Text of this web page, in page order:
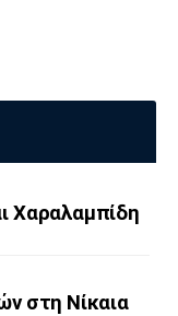
Χαραλαμπίδη
στη Νίκαια